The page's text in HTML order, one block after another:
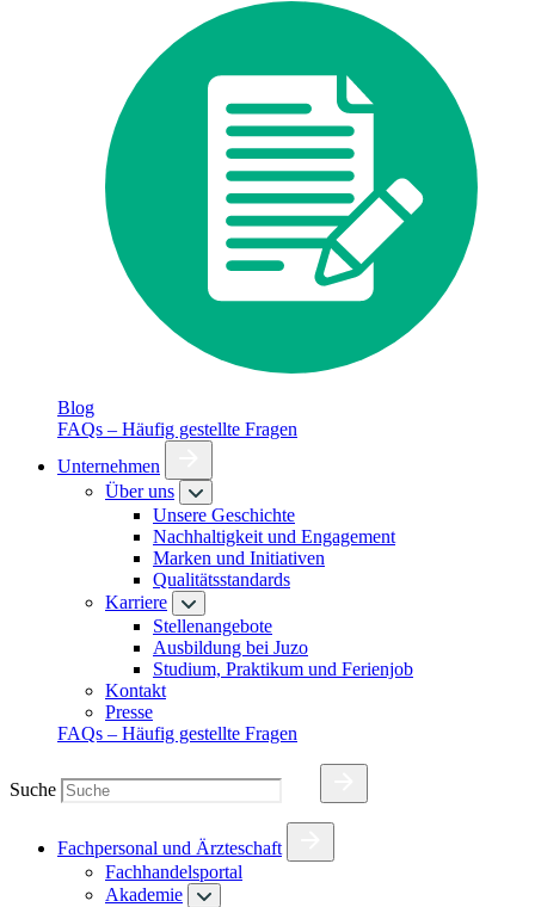
Blog
FAQs – Häufig gestellte Fragen
Unternehmen
Über uns
Unsere Geschichte
Nachhaltigkeit und Engagement
Marken und Initiativen
Qualitätsstandards
Karriere
Stellenangebote
Ausbildung bei Juzo
Studium, Praktikum und Ferienjob
Kontakt
Presse
FAQs – Häufig gestellte Fragen
Suche
Fachpersonal und Ärzteschaft
Fachhandelsportal
Akademie